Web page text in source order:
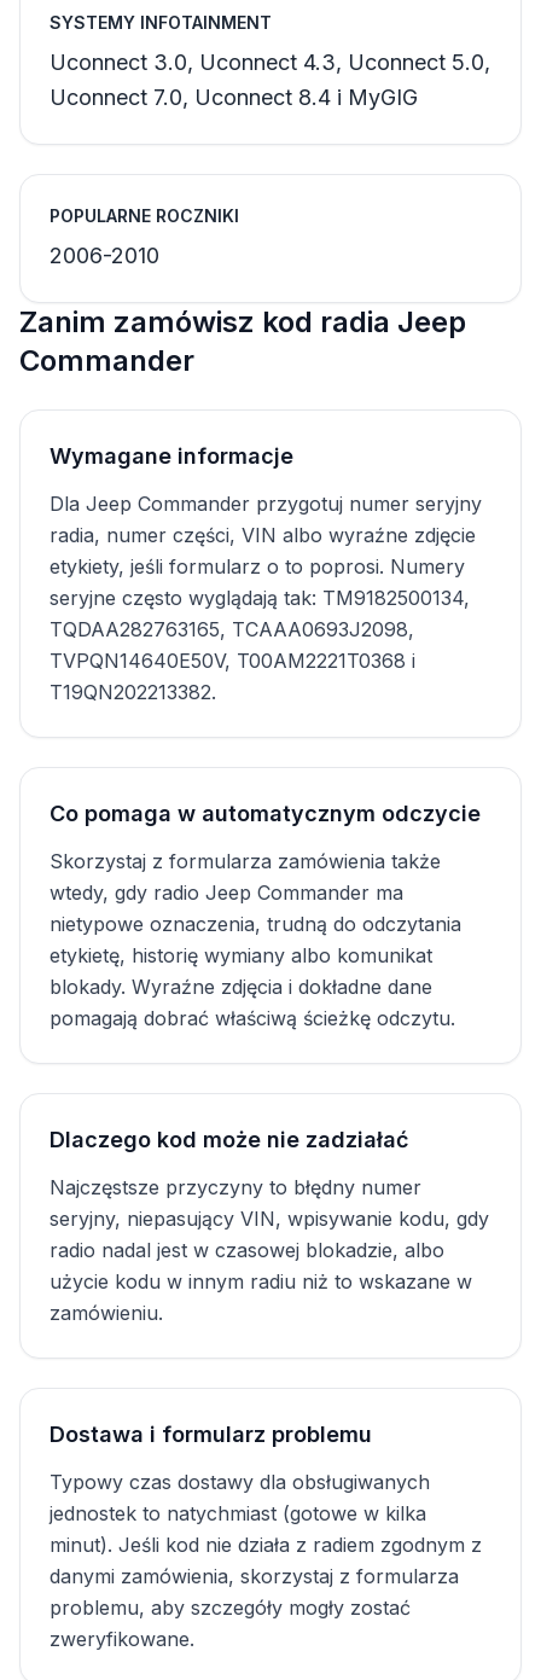
SYSTEMY INFOTAINMENT
Uconnect 3.0, Uconnect 4.3, Uconnect 5.0,
Uconnect 7.0, Uconnect 8.4 i MyGIG
POPULARNE ROCZNIKI
2006-2010
Zanim zamówisz kod radia Jeep
Commander
Wymagane informacje
Dla Jeep Commander przygotuj numer seryjny
radia, numer części, VIN albo wyraźne zdjęcie
etykiety, jeśli formularz o to poprosi. Numery
seryjne często wyglądają tak: TM9182500134,
TQDAA282763165, TCAAA0693J2098,
TVPQN14640E50V, T00AM2221T0368 i
T19QN202213382.
Co pomaga w automatycznym odczycie
Skorzystaj z formularza zamówienia także
wtedy, gdy radio Jeep Commander ma
nietypowe oznaczenia, trudną do odczytania
etykietę, historię wymiany albo komunikat
blokady. Wyraźne zdjęcia i dokładne dane
pomagają dobrać właściwą ścieżkę odczytu.
Dlaczego kod może nie zadziałać
Najczęstsze przyczyny to błędny numer
seryjny, niepasujący VIN, wpisywanie kodu, gdy
radio nadal jest w czasowej blokadzie, albo
użycie kodu w innym radiu niż to wskazane w
zamówieniu.
Dostawa i formularz problemu
Typowy czas dostawy dla obsługiwanych
jednostek to natychmiast (gotowe w kilka
minut). Jeśli kod nie działa z radiem zgodnym z
danymi zamówienia, skorzystaj z formularza
problemu, aby szczegóły mogły zostać
zweryfikowane.